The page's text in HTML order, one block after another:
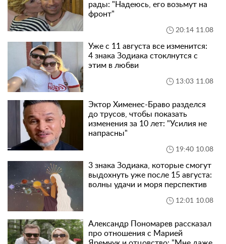
рады: "Надеюсь, его возьмут на
фронт"
20:14 11.08
Уже с 11 августа все изменится:
4 знака Зодиака стоклнутся с
этим в любви
13:03 11.08
Эктор Хименес-Браво разделся
до трусов, чтобы показать
изменения за 10 лет: "Усилия не
напрасны"
19:40 10.08
3 знака Зодиака, которые смогут
выдохнуть уже после 15 августа:
волны удачи и моря перспектив
12:01 10.08
Александр Пономарев рассказал
про отношения с Марией